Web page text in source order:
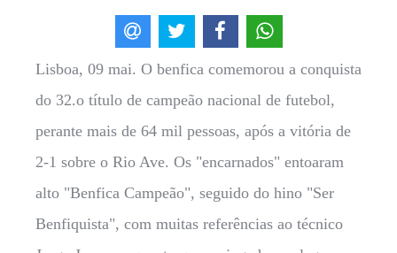
Lisboa, 09 mai. O benfica comemorou a conquista
do 32.o título de campeão nacional de futebol,
perante mais de 64 mil pessoas, após a vitória de
2-1 sobre o Rio Ave. Os "encarnados" entoaram
alto "Benfica Campeão", seguido do hino "Ser
Benfiquista", com muitas referências ao técnico